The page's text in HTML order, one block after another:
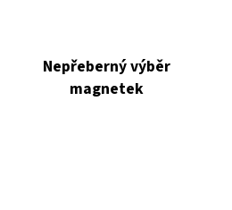
Nepřeberný výběr
magnetek